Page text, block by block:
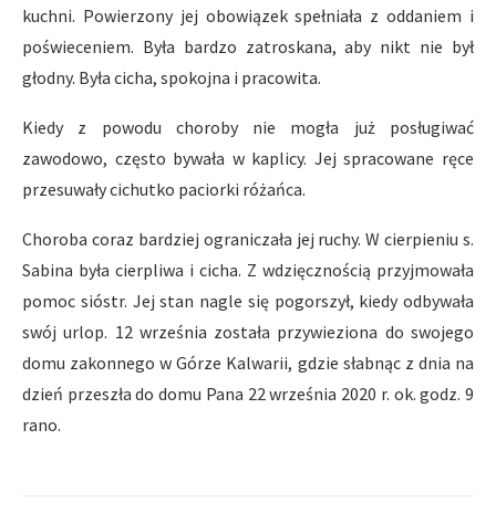
kuchni. Powierzony jej obowiązek spełniała z oddaniem i
poświeceniem. Była bardzo zatroskana, aby nikt nie był
głodny. Była cicha, spokojna i pracowita.
Kiedy z powodu choroby nie mogła już posługiwać
zawodowo, często bywała w kaplicy. Jej spracowane ręce
przesuwały cichutko paciorki różańca.
Choroba coraz bardziej ograniczała jej ruchy. W cierpieniu s.
Sabina była cierpliwa i cicha. Z wdzięcznością przyjmowała
pomoc sióstr. Jej stan nagle się pogorszył, kiedy odbywała
swój urlop. 12 września została przywieziona do swojego
domu zakonnego w Górze Kalwarii, gdzie słabnąc z dnia na
dzień przeszła do domu Pana 22 września 2020 r. ok. godz. 9
rano.